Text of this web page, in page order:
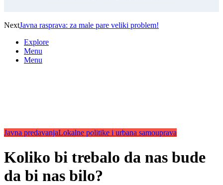
NextJavna rasprava: za male pare veliki problem!
Explore
Menu
Menu
Javna predavanjaLokalne politike i urbana samouprava
Koliko bi trebalo da nas bude
da bi nas bilo?